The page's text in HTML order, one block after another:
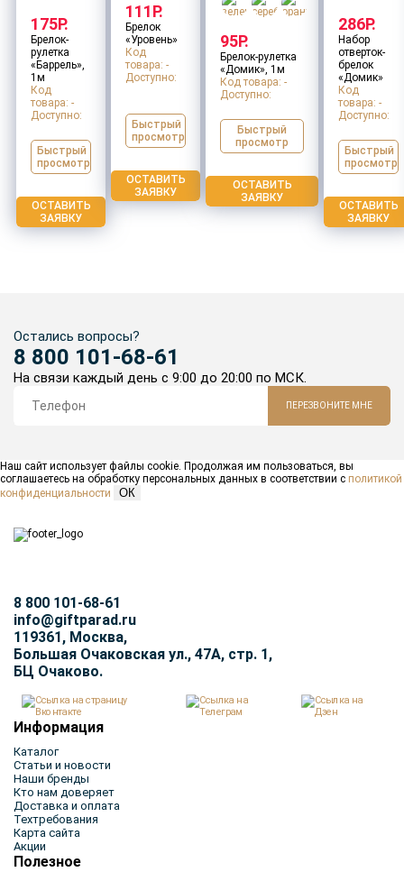
175Р.
Брелок-
рулетка
«Баррель»,
1м
Код
товара: -
Доступно:
Быстрый
просмотр
ОСТАВИТЬ
ЗАЯВКУ
111Р.
Брелок
«Уровень»
Код
товара: -
Доступно:
Быстрый
просмотр
ОСТАВИТЬ
ЗАЯВКУ
95Р.
Брелок-рулетка
«Домик», 1м
Код товара: -
Доступно:
Быстрый
просмотр
ОСТАВИТЬ
ЗАЯВКУ
286Р.
Набор
отверток-
брелок
«Домик»
Код
товара: -
Доступно:
Быстрый
просмотр
ОСТАВИТЬ
ЗАЯВКУ
Остались вопросы?
8 800 101-68-61
На связи каждый день с 9:00 до 20:00 по МСК.
ПЕРЕЗВОНИТЕ МНЕ
Наш сайт использует файлы cookie. Продолжая им пользоваться, вы
соглашаетесь на обработку персональных данных в соответствии с политикой
конфиденциальности
ОК
8 800 101-68-61
info@giftparad.ru
119361, Москва,
Большая Очаковская ул., 47А, стр. 1,
БЦ Очаково.
Информация
Каталог
Статьи и новости
Наши бренды
Кто нам доверяет
Доставка и оплата
Техтребования
Карта сайта
Акции
Полезное